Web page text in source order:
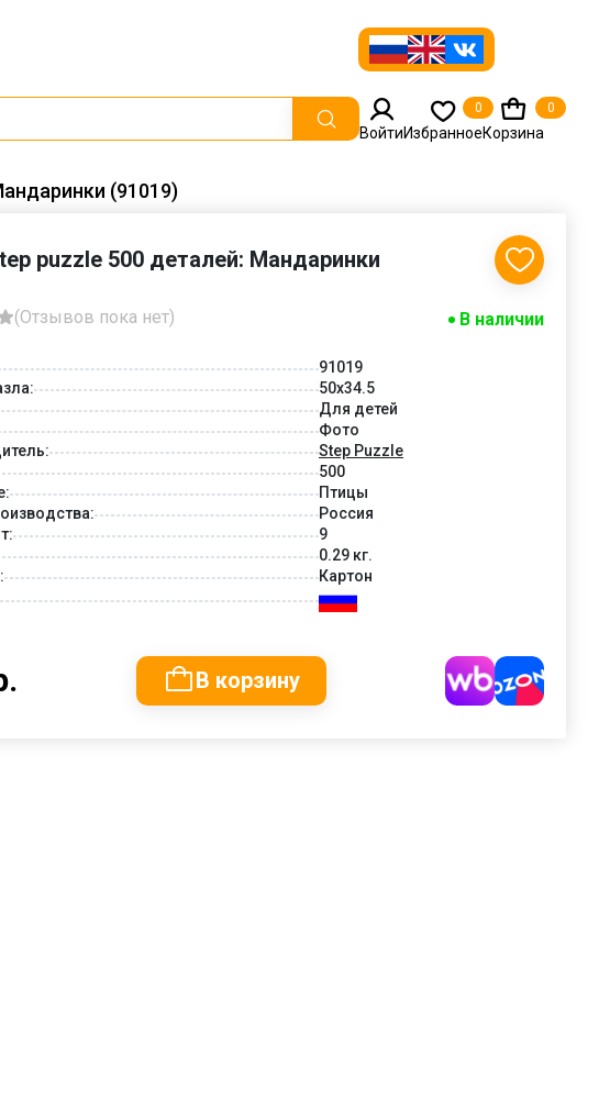
ВойтиИзбранное
0
Корзина
0
(91019)
puzzle 500 деталей: Мандаринки
(Отзывов пока нет) В наличии
91019
50x34.5
Для детей
Фото
Step Puzzle
500
Птицы
Россия
9
0.29 кг.
Картон
В корзину